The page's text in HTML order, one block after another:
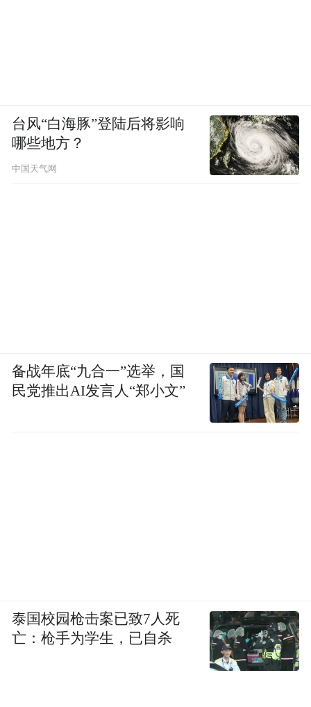
台风“白海豚”登陆后将影响
哪些地方？
中国天气网
备战年底“九合一”选举，国
民党推出AI发言人“郑小文”
泰国校园枪击案已致7人死
亡：枪手为学生，已自杀